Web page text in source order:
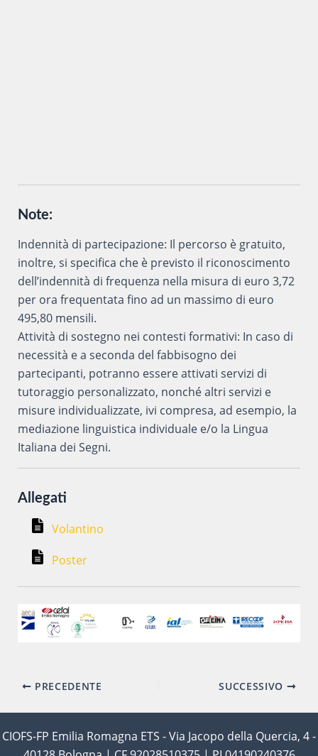
Note:
Indennità di partecipazione: Il percorso è gratuito,
inoltre, si specifica che è previsto il riconoscimento
dell’indennità di frequenza nella misura di euro 3,72
per ora frequentata fino ad un massimo di euro
495,80 mensili.
Attività di sostegno nei contesti formativi: In caso di
necessità e a seconda del fabbisogno dei
partecipanti, potranno essere attivati servizi di
tutoraggio personalizzato, nonché altri servizi e
misure individualizzate, ivi compresa, ad esempio, la
mediazione linguistica individuale e/o la Lingua
Italiana dei Segni.
Allegati
Volantino
Poster
Navigazione
PRECEDENTE SUCCESSIVO
CIOFS-FP Emilia Romagna ETS - Via Jacopo della Quercia, 4 -